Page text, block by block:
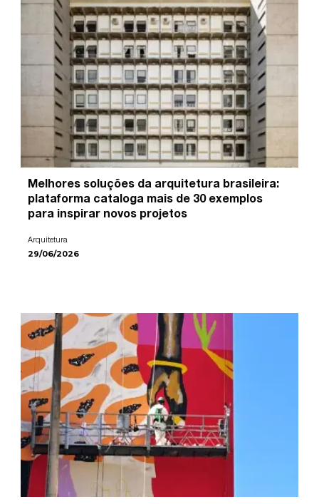
Melhores soluções da arquitetura brasileira:
plataforma cataloga mais de 30 exemplos
para inspirar novos projetos
Arquitetura
29/06/2026